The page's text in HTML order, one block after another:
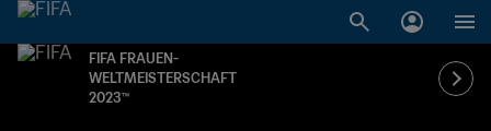
FIFA FRAUEN-
WELTMEISTERSCHAFT
2023™